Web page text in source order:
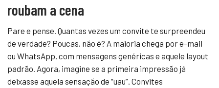
roubam a cena
Pare e pense. Quantas vezes um convite te surpreendeu
de verdade? Poucas, não é? A maioria chega por e-mail
ou WhatsApp, com mensagens genéricas e aquele layout
padrão. Agora, imagine se a primeira impressão já
deixasse aquela sensação de “uau”. Convites